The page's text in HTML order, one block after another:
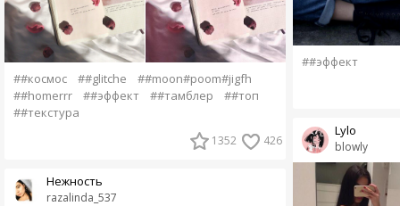
##космос ##glitche
##moon#poom#jigfh
##homerrr
##эффект ##тамблер
##топ
##текстура
1352 426
razalinda_537
Нежность
##эффект
blowly
Lylo